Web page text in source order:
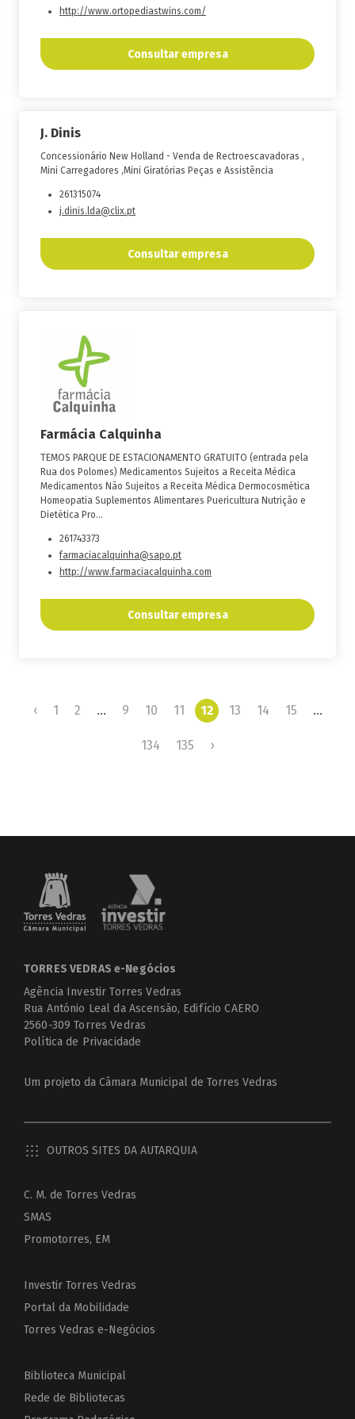
http://www.ortopediastwins.com/
Consultar empresa
J. Dinis
Concessionário New Holland - Venda de Rectroescavadoras ,
Mini Carregadores ,Mini Giratórias Peças e Assistência
261315074
j.dinis.lda@clix.pt
Consultar empresa
Farmácia Calquinha
TEMOS PARQUE DE ESTACIONAMENTO GRATUITO (entrada pela
Rua dos Polomes) Medicamentos Sujeitos a Receita Médica
Medicamentos Não Sujeitos a Receita Médica Dermocosmética
Homeopatia Suplementos Alimentares Puericultura Nutrição e
Dietética Pro...
261743373
farmaciacalquinha@sapo.pt
http://www.farmaciacalquinha.com
Consultar empresa
‹ 1 2 ... 9 10 11 12 13 14 15 ...
134 135 ›
TORRES VEDRAS e-Negócios
Agência Investir Torres Vedras
Rua António Leal da Ascensão, Edifício CAERO
2560-309 Torres Vedras
Política de Privacidade
Um projeto da Câmara Municipal de Torres Vedras
OUTROS SITES DA AUTARQUIA
C. M. de Torres Vedras
SMAS
Promotorres, EM
Investir Torres Vedras
Portal da Mobilidade
Torres Vedras e-Negócios
Biblioteca Municipal
Rede de Bibliotecas